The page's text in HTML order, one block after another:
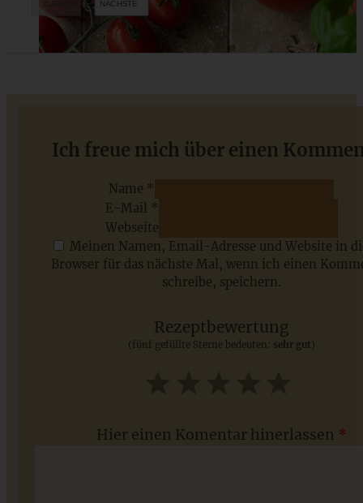
Cinnamon Rolls – Zimtschnecken mit Frischkäse-
Frosting
Saisonale Rezepte im Juli - meine 7 sommerlichen
Ich freue mich über einen
Name *
E-Mail *
Webseite
Meinen Namen, Email-Adresse und Website in
Browser für das nächste Mal, wenn ich einen
schreibe, speichern.
Rezeptbewertung
(fünf gefüllte Sterne bedeuten: sehr gut )
Hier einen Komentar hinerlassen *